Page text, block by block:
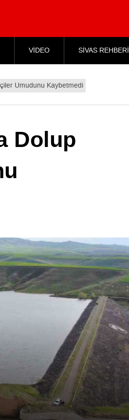
VİDEO SİVAS REHBERİ
Umudunu Kaybetmedi
Dolup